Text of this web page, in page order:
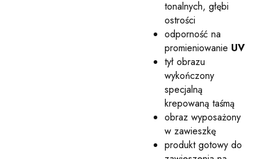
tonalnych, głębi
ostrości
odporność na
promieniowanie UV
tył obrazu
wykończony
specjalną
krepowaną taśmą
obraz wyposażony
w zawieszkę
produkt gotowy do